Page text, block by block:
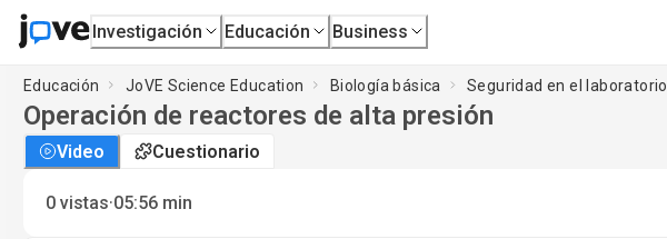
Investigación Educación Business
Educación JoVE Science Education Biología básica Seguridad en el laboratorio
Operación de reactores de alta presión
Video Cuestionario
0 vistas·05:56 min